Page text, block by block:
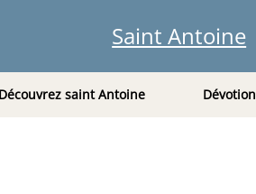
Saint Antoine
Découvrez saint Antoine Dévotion